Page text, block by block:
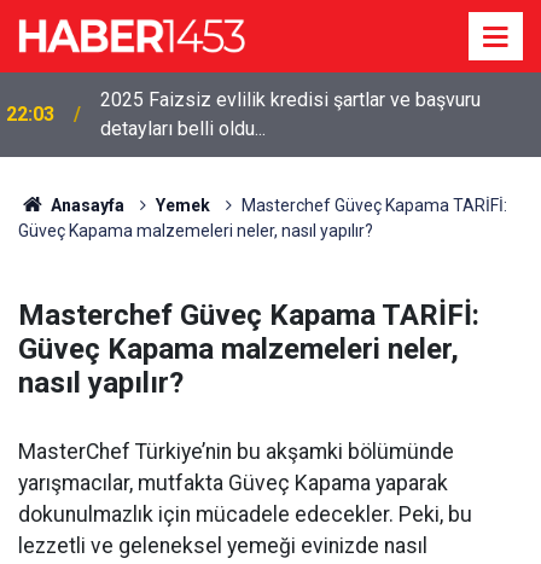
22:03
2025 Faizsiz evlilik kredisi şartlar ve başvuru
detayları belli oldu...
Anasayfa Yemek
Masterchef Güveç Kapama TARİFİ:
Güveç Kapama malzemeleri neler, nasıl yapılır?
Masterchef Güveç Kapama TARİFİ:
Güveç Kapama malzemeleri neler,
nasıl yapılır?
MasterChef Türkiye’nin bu akşamki bölümünde
yarışmacılar, mutfakta Güveç Kapama yaparak
dokunulmazlık için mücadele edecekler. Peki, bu
lezzetli ve geleneksel yemeği evinizde nasıl